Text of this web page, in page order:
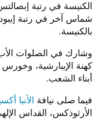
الكنيسة في رتبة
شماس آخر في رتبة
بالكنيسة.
وشارك في الصلوات الأب
كهنة الإيبارشية،
أبناء الشعب.
فيما صلى نيافة الأنبا
الأرثوذكس، القداس